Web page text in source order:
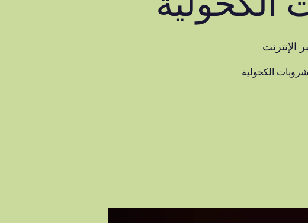
الكحولية